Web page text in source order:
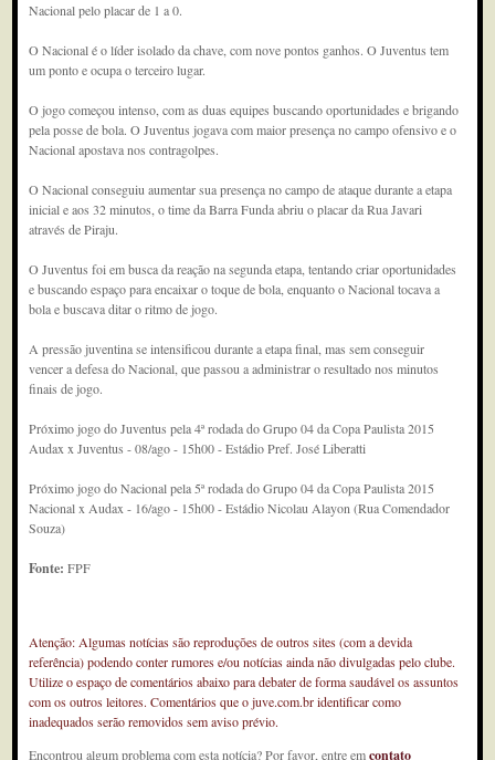
Nacional pelo placar de 1 a 0.
O Nacional é o líder isolado da chave, com nove pontos ganhos. O Juventus tem
um ponto e ocupa o terceiro lugar.
O jogo começou intenso, com as duas equipes buscando oportunidades e brigando
pela posse de bola. O Juventus jogava com maior presença no campo ofensivo e o
Nacional apostava nos contragolpes.
O Nacional conseguiu aumentar sua presença no campo de ataque durante a etapa
inicial e aos 32 minutos, o time da Barra Funda abriu o placar da Rua Javari
através de Piraju.
O Juventus foi em busca da reação na segunda etapa, tentando criar oportunidades
e buscando espaço para encaixar o toque de bola, enquanto o Nacional tocava a
bola e buscava ditar o ritmo de jogo.
A pressão juventina se intensificou durante a etapa final, mas sem conseguir
vencer a defesa do Nacional, que passou a administrar o resultado nos minutos
finais de jogo.
Próximo jogo do Juventus pela 4ª rodada do Grupo 04 da Copa Paulista 2015
Audax x Juventus - 08/ago - 15h00 - Estádio Pref. José Liberatti
Próximo jogo do Nacional pela 5ª rodada do Grupo 04 da Copa Paulista 2015
Nacional x Audax - 16/ago - 15h00 - Estádio Nicolau Alayon (Rua Comendador
Souza)
Fonte:FPF
Atenção: Algumas notícias são reproduções de outros sites (com a devida
referência) podendo conter rumores e/ou notícias ainda não divulgadas pelo clube.
Utilize o espaço de comentários abaixo para debater de forma saudável os assuntos
com os outros leitores. Comentários que o juve.com.br identificar como
inadequados serão removidos sem aviso prévio.
Encontrou algum problema com esta notícia? Por favor, entre emcontato